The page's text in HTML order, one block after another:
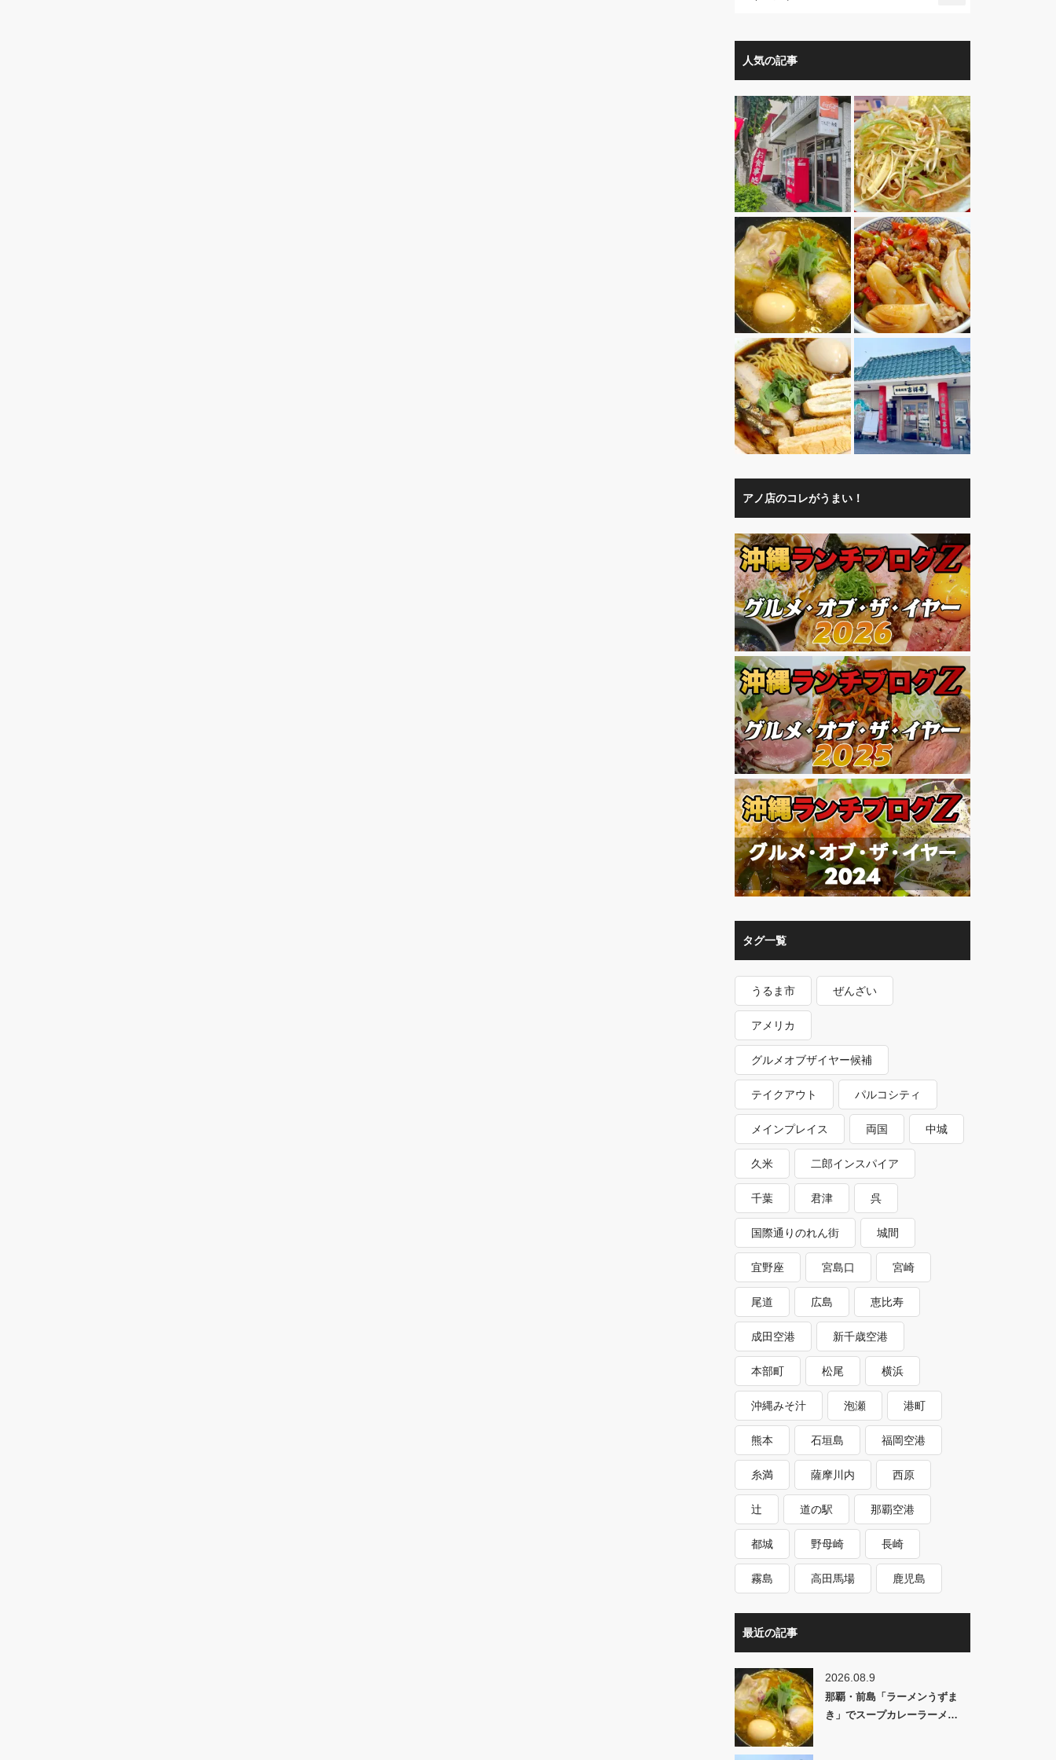
人気の記事
アノ店のコレがうまい！
タグ一覧
うるま市 ぜんざい
アメリカ
グルメオブザイヤー候補
テイクアウト パルコシティ
メインプレイス 両国 中城
久米 二郎インスパイア
千葉 君津 呉
国際通りのれん街 城間
宜野座 宮島口 宮崎
尾道 広島 恵比寿
成田空港 新千歳空港
本部町 松尾 横浜
沖縄みそ汁 泡瀬 港町
熊本 石垣島 福岡空港
糸満 薩摩川内 西原
辻 道の駅 那覇空港
都城 野母崎 長崎
霧島 高田馬場 鹿児島
最近の記事
2026.08.9
那覇・前島「ラーメンうずま
き」でスープカレーラーメ…